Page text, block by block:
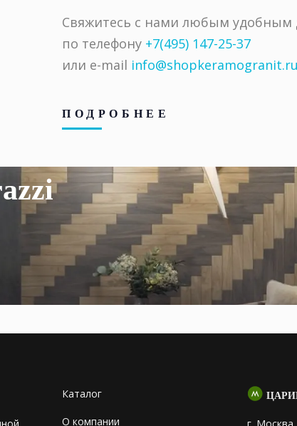
Свяжитесь с нами любым удобным
по телефону +7(495) 147-25-37
или e-mail info@shopkeramogranit.ru
ПОДРОБНЕЕ
Каталог
О компании